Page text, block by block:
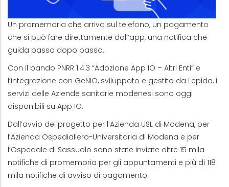
Un promemoria che arriva sul telefono, un pagamento
che si può fare direttamente dall’app, una notifica che
guida passo dopo passo.
Con il bando PNRR 1.4.3 “Adozione App IO – Altri Enti” e
l’integrazione con GeNIO, sviluppato e gestito da Lepida, i
servizi delle Aziende sanitarie modenesi sono oggi
disponibili su App IO.
Dall’avvio del progetto per l’Azienda USL di Modena, per
l’Azienda Ospedialiero-Universitaria di Modena e per
l’Ospedale di Sassuolo sono state inviate oltre 15 mila
notifiche di promemoria per gli appuntamenti e più di 118
mila notifiche di avviso di pagamento.